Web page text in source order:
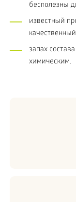
бесполезны
известный
запах
химическим.